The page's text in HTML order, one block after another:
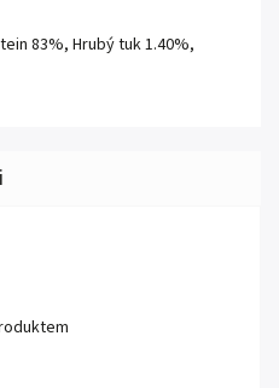
83%, Hrubý tuk 1.40%,